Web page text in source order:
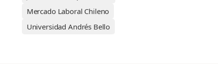
Mercado Laboral Chileno
Universidad Andrés Bello